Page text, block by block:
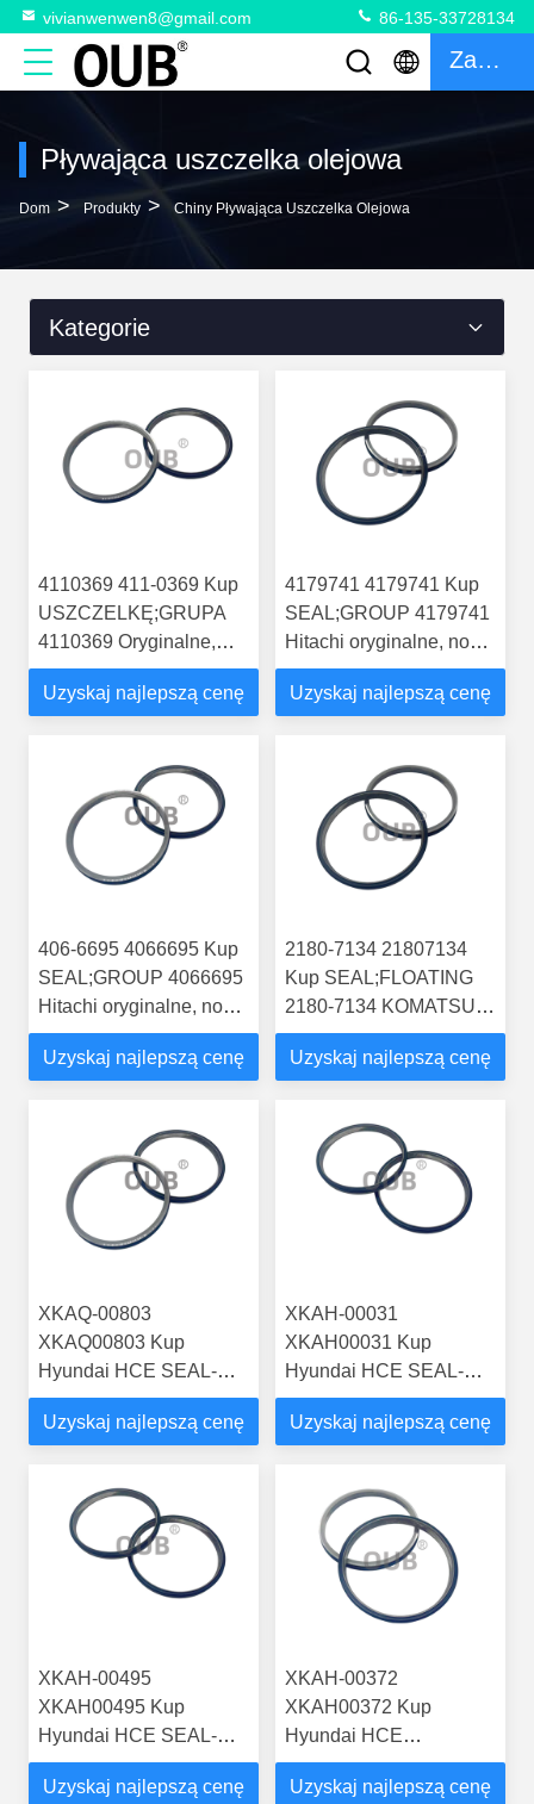
vivianwenwen8@gmail.com 86-135-33728134
Zacytować
Pływająca uszczelka olejowa
Dom > Produkty > Chiny Pływająca Uszczelka Olejowa
Kategorie
4110369 411-0369 Kup
USZCZELKĘ;GRUPA
4110369 Oryginalne,
nowe części zamienne
do ciągników Hitachi z
Uzyskaj najlepszą cenę
4179741 4179741 Kup
SEAL;GROUP 4179741
Hitachi oryginalne, nowe
części ciągników z
dostawą EX100, EX120
Uzyskaj najlepszą cenę
406-6695 4066695 Kup
SEAL;GROUP 4066695
Hitachi oryginalne, nowe
części ciągników z
dostawą EX300-5,
Uzyskaj najlepszą cenę
2180-7134 21807134
Kup SEAL;FLOATING
2180-7134 KOMATSU
oryginalne, nowe części
ciągnika z dostawą
Uzyskaj najlepszą cenę
XKAQ-00803
XKAQ00803 Kup
Hyundai HCE SEAL-
FLOATING XKAQ-
00803 oryginalne, nowe
rynku wtórnym z
dostawą R320LC9,
R330LC9A
Uzyskaj najlepszą cenę
XKAH-00031
XKAH00031 Kup
Hyundai HCE SEAL-
FLOATING XKAH-
00031 oryginalne, nowe
dostawą R140LC-7,
R210LC7
Uzyskaj najlepszą cenę
XKAH-00495
XKAH00495 Kup
Hyundai HCE SEAL-
FLOATING XKAH-
00495 oryginalne, nowe
Uzyskaj najlepszą cenę
XKAH-00372
XKAH00372 Kup
Hyundai HCE
FLOATING SEAL KIT
XKAH-00372
Uzyskaj najlepszą cenę